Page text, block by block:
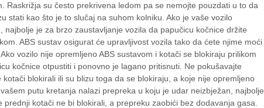
Raskrižja su često prekrivena ledom pa se nemojte pouzdati u to da
stati kao što je to slučaj na suhom kolniku. Ako je vaše vozilo
najbolje je za brzo zaustavljanje vozila da papučicu kočnice držite
ABS sustav osigurat će upravljivost vozila tako da ćete njime moći
vozilo nije opremljeno ABS sustavom i kotači se blokiraju prilikom
kočnice otpustiti i ponovno je lagano pritisnuti. Ne pokušavajte
kotači blokirali ili su blizu toga da se blokiraju, a koje nije opremljeno
putu kretanja nalazi prepreka u koju je udar neizbježan, najbolje
prednji kotači ne bi blokirali, a prepreku zaobići bez dodavanja gasa.